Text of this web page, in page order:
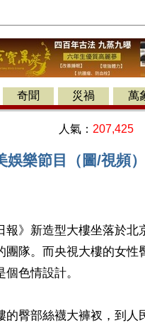
奇聞 災禍 萬
人氣： 207,425
樂節目（圖/視頻）
報》新造型大樓坐落於
團隊。而央視大樓的女
色情設計。
的臀部絲襪大褲衩，到